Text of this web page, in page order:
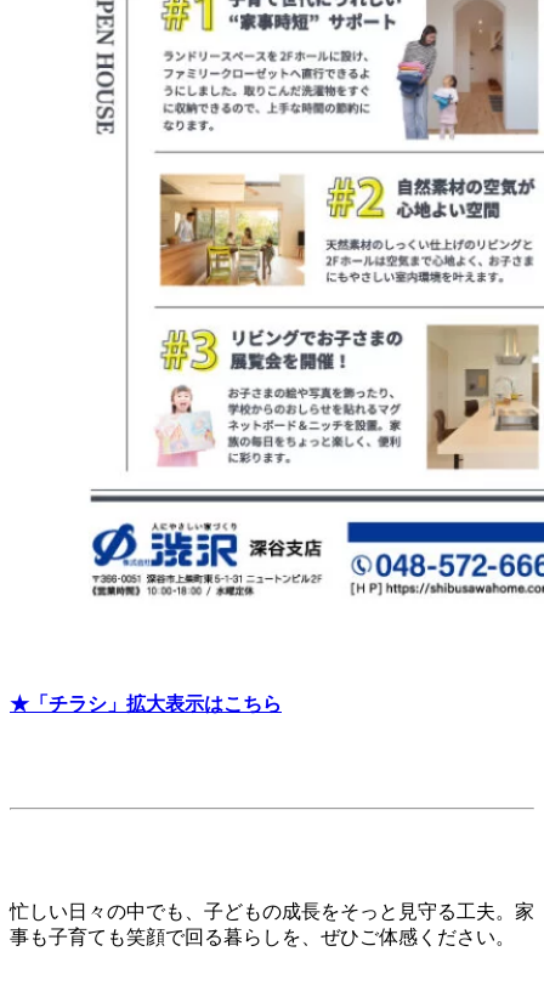
★「チラシ」拡大表示はこちら
忙しい日々の中でも、子どもの成長をそっと見守る工夫。家
事も子育ても笑顔で回る暮らしを、ぜひご体感ください。